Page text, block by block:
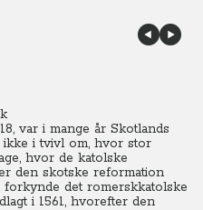
var i mange år Skotlands
i tvivl om, hvor stor
hvor de katolske
den skotske reformation
det romerskkatolske
i 1561, hvorefter den